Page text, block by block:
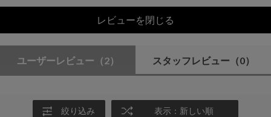
レビューを閉じる
ユーザーレビュー （2） スタッフレビュー （0）
絞り込み 表示：新しい順